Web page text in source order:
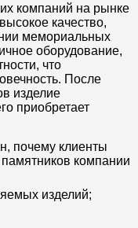
компаний на рынке
качество,
мемориальных
оборудование,
что
После
изделие
приобретает
почему клиенты
компании
изделий;